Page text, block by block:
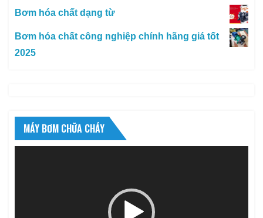
Bơm hóa chất dạng từ
Bơm hóa chất công nghiệp chính hãng giá tốt
2025
MÁY BƠM CHỮA CHÁY